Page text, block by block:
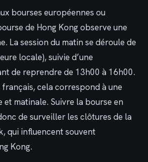
bourses européennes ou
de Hong Kong observe une
La session du matin se déroule de
locale), suivie d’une
de reprendre de 13h00 à 16h00.
cela correspond à une
matinale. Suivre la bourse en
de surveiller les clôtures de la
qui influencent souvent
Kong.